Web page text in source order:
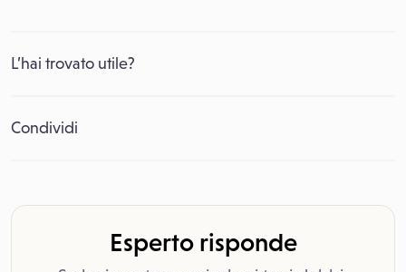
L’hai trovato utile?
Condividi
Esperto risponde